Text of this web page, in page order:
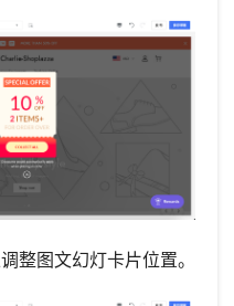
整图文幻灯卡片位置。